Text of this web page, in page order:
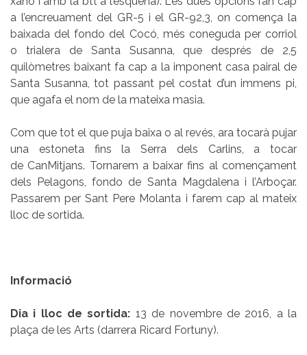
a l’encreuament del GR-5 i el GR-92,3, on comença la
baixada del fondo del Cocó, més coneguda per corriol
o trialera de Santa Susanna, que després de 2,5
quilòmetres baixant fa cap a la imponent casa pairal de
Santa Susanna, tot passant pel costat d’un immens pi,
que agafa el nom de la mateixa masia.
Com que tot el que puja baixa o al revés, ara tocarà pujar
una estoneta fins la Serra dels Carlins, a tocar
de CanMitjans. Tornarem a baixar fins al començament
dels Pelagons, fondo de Santa Magdalena i l’Arboçar.
Passarem per Sant Pere Molanta i farem cap al mateix
lloc de sortida.
Informació
Dia i lloc de sortida: 13 de novembre de 2016, a la
plaça de les Arts (darrera Ricard Fortuny).